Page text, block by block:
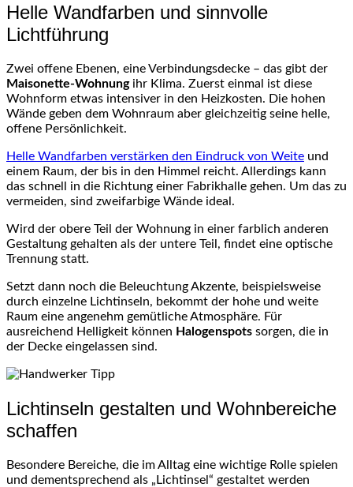
Helle Wandfarben und sinnvolle
Lichtführung
Zwei offene Ebenen, eine Verbindungsdecke – das gibt der
Maisonette-Wohnungihr Klima. Zuerst einmal ist diese
Wohnform etwas intensiver in den Heizkosten. Die hohen
Wände geben dem Wohnraum aber gleichzeitig seine helle,
offene Persönlichkeit.
Helle Wandfarben verstärken den Eindruck von Weite und
einem Raum, der bis in den Himmel reicht. Allerdings kann
das schnell in die Richtung einer Fabrikhalle gehen. Um das zu
vermeiden, sind zweifarbige Wände ideal.
Wird der obere Teil der Wohnung in einer farblich anderen
Gestaltung gehalten als der untere Teil, findet eine optische
Trennung statt.
Setzt dann noch die Beleuchtung Akzente, beispielsweise
durch einzelne Lichtinseln, bekommt der hohe und weite
Raum eine angenehm gemütliche Atmosphäre. Für
ausreichend Helligkeit können Halogenspots sorgen, die in
der Decke eingelassen sind.
Lichtinseln gestalten und Wohnbereiche
schaffen
Besondere Bereiche, die im Alltag eine wichtige Rolle spielen
und dementsprechend als „Lichtinsel“ gestaltet werden